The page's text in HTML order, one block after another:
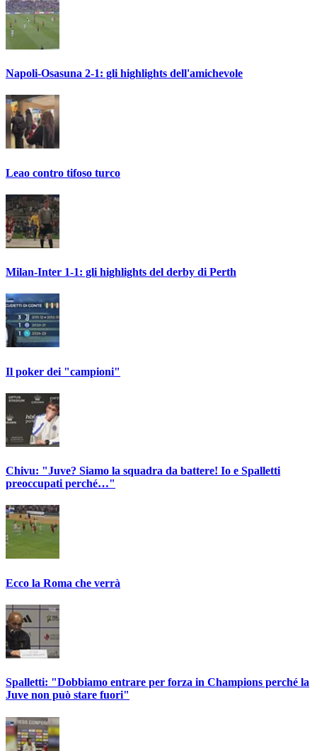
Napoli-Osasuna 2-1: gli highlights dell'amichevole
Leao contro tifoso turco
Milan-Inter 1-1: gli highlights del derby di Perth
Il poker dei "campioni"
Chivu: "Juve? Siamo la squadra da battere! Io e Spalletti
preoccupati perché…"
Ecco la Roma che verrà
Spalletti: "Dobbiamo entrare per forza in Champions perché la
Juve non può stare fuori"